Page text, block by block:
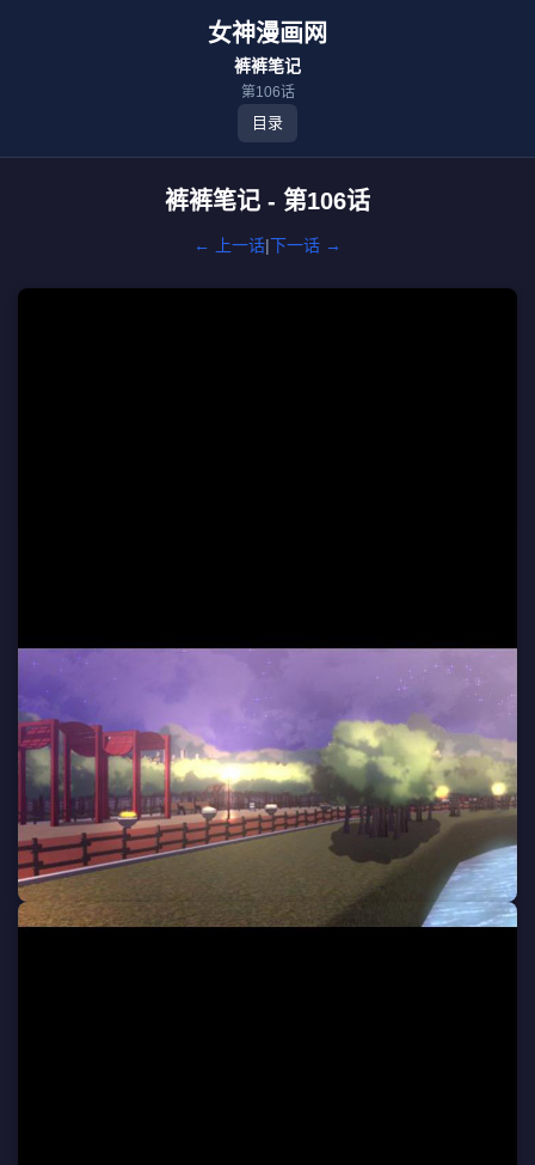
女神漫画网
裤裤笔记
第106话
目录
裤裤笔记 - 第106话
← 上一话|下一话 →